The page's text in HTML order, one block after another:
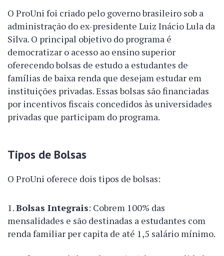
O ProUni foi criado pelo governo brasileiro sob a
administração do ex-presidente Luiz Inácio Lula da
Silva. O principal objetivo do programa é
democratizar o acesso ao ensino superior
oferecendo bolsas de estudo a estudantes de
famílias de baixa renda que desejam estudar em
instituições privadas. Essas bolsas são financiadas
por incentivos fiscais concedidos às universidades
privadas que participam do programa.
Tipos de Bolsas
O ProUni oferece dois tipos de bolsas:
Bolsas Integrais: Cobrem 100% das
mensalidades e são destinadas a estudantes com
renda familiar per capita de até 1,5 salário mínimo.